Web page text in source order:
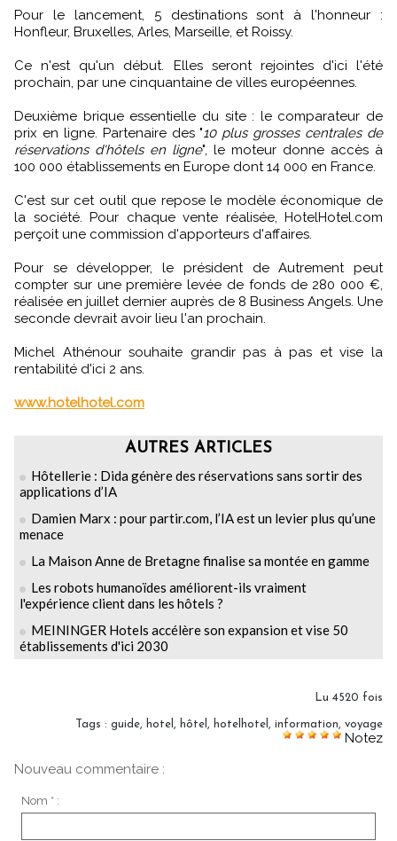
Pour le lancement, 5 destinations sont à l'honneur :
Honfleur, Bruxelles, Arles, Marseille, et Roissy.
Ce n'est qu'un début. Elles seront rejointes d'ici l'été
prochain, par une cinquantaine de villes européennes.
Deuxième brique essentielle du site : le comparateur de
prix en ligne. Partenaire des "10 plus grosses centrales de
réservations d'hôtels en ligne", le moteur donne accès à
100 000 établissements en Europe dont 14 000 en France.
C'est sur cet outil que repose le modèle économique de
la société. Pour chaque vente réalisée, HotelHotel.com
perçoit une commission d'apporteurs d'affaires.
Pour se développer, le président de Autrement peut
compter sur une première levée de fonds de 280 000 €,
réalisée en juillet dernier auprès de 8 Business Angels. Une
seconde devrait avoir lieu l'an prochain.
Michel Athénour souhaite grandir pas à pas et vise la
rentabilité d'ici 2 ans.
www.hotelhotel.com
AUTRES ARTICLES
Hôtellerie : Dida génère des réservations sans sortir des
applications d’IA
Damien Marx : pour partir.com, l’IA est un levier plus qu’une
menace
La Maison Anne de Bretagne finalise sa montée en gamme
Les robots humanoïdes améliorent-ils vraiment
l'expérience client dans les hôtels ?
MEININGER Hotels accélère son expansion et vise 50
établissements d'ici 2030
Lu 4520 fois
Tags : guide, hotel , hôtel , hotelhotel , information, voyage
Notez
Nouveau commentaire :
Nom * :